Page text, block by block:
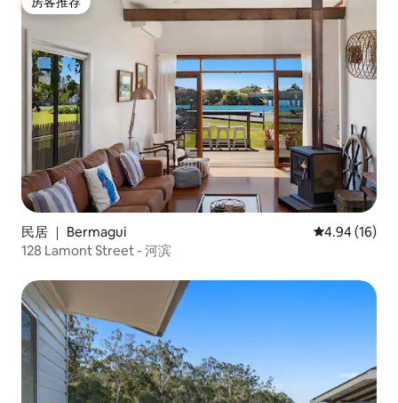
房客推荐
民居 ｜ Bermagui 平均评分
4.94 (16)
128 Lamont Street - 河滨